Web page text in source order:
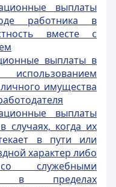
выплаты
работника в
вместе с
выплаты в
имущества
выплаты
случаях, когда их
в пути или
характер либо
служебными
в пределах